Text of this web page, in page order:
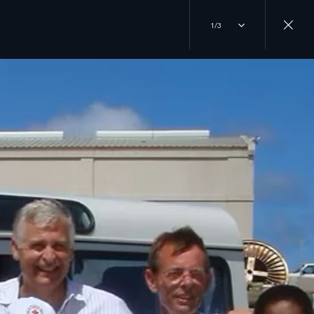
1/3
EXPÉRIENCES
PRÉSENTATION
VOYAGEZ
SUIVEZ LA CONVERSATION
INSTAGRAM
TIKTOK